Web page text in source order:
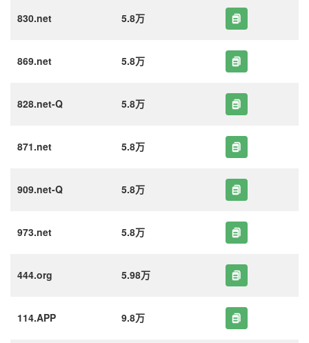
830.net 5.8万
869.net 5.8万
828.net-Q 5.8万
871.net 5.8万
909.net-Q 5.8万
973.net 5.8万
444.org 5.98万
114.APP 9.8万